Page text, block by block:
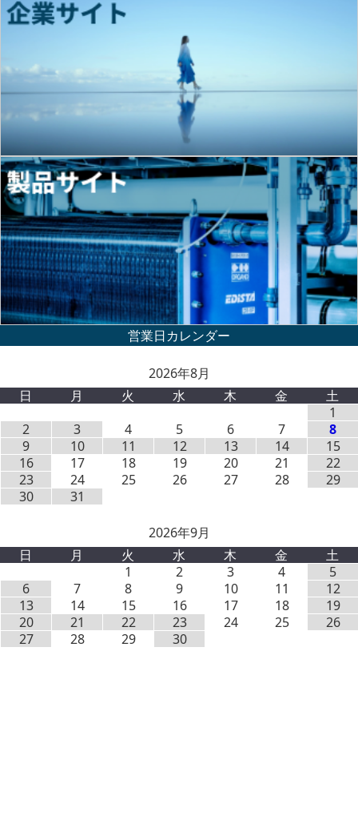
2026年8月
日
月 火 水 木 金
土
1
2
3 4 5 6 7
8
9
10 11 12 13 14
15
16
17 18 19 20 21
22
23
24 25 26 27 28
29
30
31
2026年9月
日
月 火 水 木 金
土
1
2 3 4
5
6
7 8 9 10 11
12
13
14 15 16 17 18
19
20
21 22 23 24 25
26
27
28 29 30